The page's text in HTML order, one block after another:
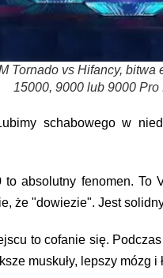
Tornado vs Hifancy,
15000, 9000 lub 9000
schabowego w
absolutny fenomen. To
że "dowiezie". Jest
to cofanie się.
muskuły, lepszy mózg i